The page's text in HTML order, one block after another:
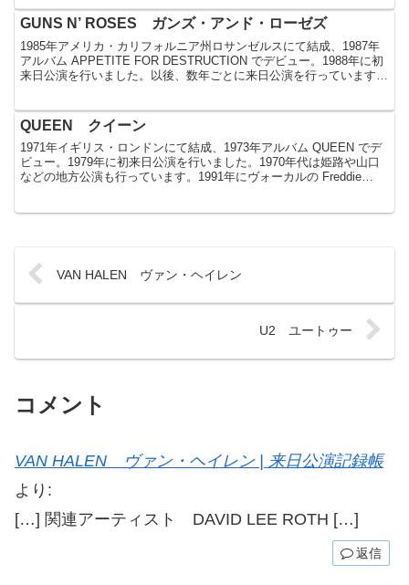
GUNS N’ ROSES ガンズ・アンド・ローゼズ
1985年アメリカ・カリフォルニア州ロサンゼルスにて結成、1987年
アルバム APPETITE FOR DESTRUCTION でデビュー。1988年に初
来日公演を行いました。以後、数年ごとに来日公演を行っています。
QUEEN クイーン
1971年イギリス・ロンドンにて結成、1973年アルバム QUEEN でデ
ビュー。1979年に初来日公演を行いました。1970年代は姫路や山口
などの地方公演も行っています。1991年にヴォーカルの Freddie
VAN HALEN ヴァン・ヘイレン
U2 ユートゥー
コメント
VAN HALEN ヴァン・ヘイレン | 来日公演記録帳
より:
[…] 関連アーティスト DAVID LEE ROTH […]
返信